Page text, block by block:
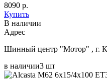
8090 р.
Купить
В наличии
Aдрес
Шинный центр "Мотор" , г.
в наличии3 шт